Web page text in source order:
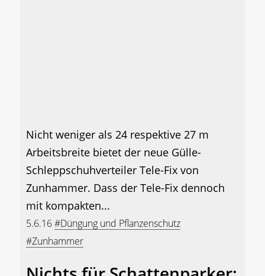
Nicht weniger als 24 respektive 27 m
Arbeitsbreite bietet der neue Gülle-
Schleppschuhverteiler Tele-Fix von
Zunhammer. Dass der Tele-Fix dennoch
mit kompakten...
5.6.16#Düngung und Pflanzenschutz
#Zunhammer